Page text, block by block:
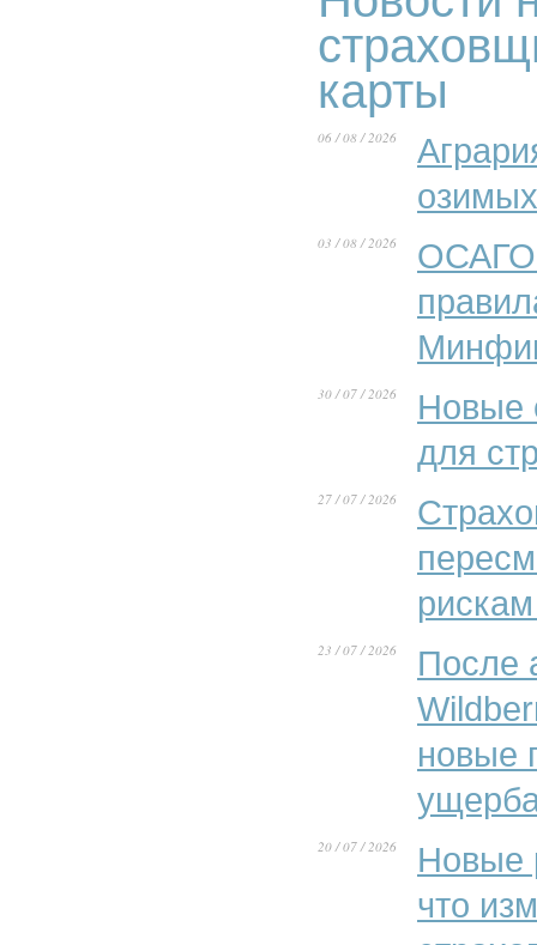
карты
06 / 08 / 2026
03 / 08 / 2026
ОСАГО
30 / 07 / 2026
Новые
для
27 / 07 / 2026
23 / 07 / 2026
После
новые
20 / 07 / 2026
Новые
что